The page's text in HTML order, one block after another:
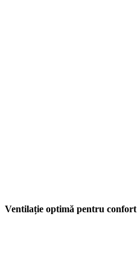
Ventilație optimă pentru confort